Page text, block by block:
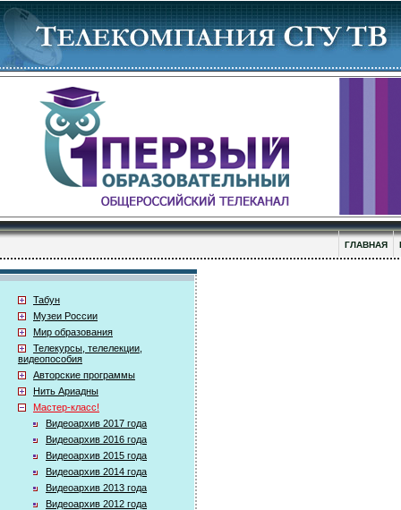
ГЛАВНАЯ
Табун
Музеи России
Мир образования
Телекурсы, телелекции,
видеопособия
Авторские программы
Нить Ариадны
Мастер-класс!
Видеоархив 2017 года
Видеоархив 2016 года
Видеоархив 2015 года
Видеоархив 2014 года
Видеоархив 2013 года
Видеоархив 2012 года